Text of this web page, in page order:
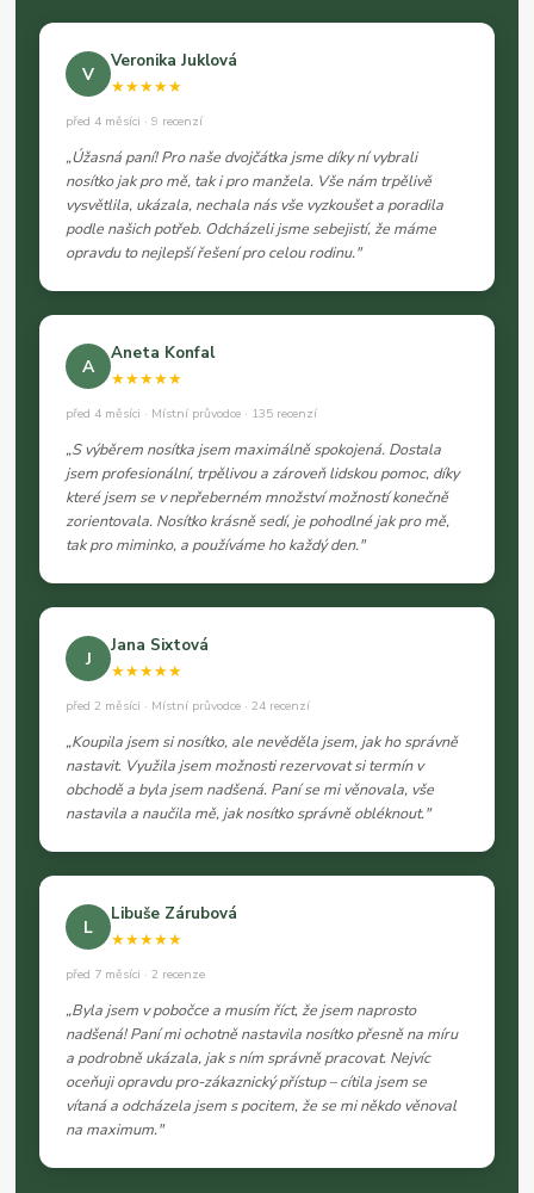
V
Veronika Juklová
★★★★★
před 4 měsíci · 9 recenzí
„Úžasná paní! Pro naše dvojčátka jsme díky ní vybrali
nosítko jak pro mě, tak i pro manžela. Vše nám trpělivě
vysvětlila, ukázala, nechala nás vše vyzkoušet a poradila
podle našich potřeb. Odcházeli jsme sebejistí, že máme
opravdu to nejlepší řešení pro celou rodinu."
A
Aneta Konfal
★★★★★
před 4 měsíci · Místní průvodce · 135 recenzí
„S výběrem nosítka jsem maximálně spokojená. Dostala
jsem profesionální, trpělivou a zároveň lidskou pomoc, díky
které jsem se v nepřeberném množství možností konečně
zorientovala. Nosítko krásně sedí, je pohodlné jak pro mě,
tak pro miminko, a používáme ho každý den."
J
Jana Sixtová
★★★★★
před 2 měsíci · Místní průvodce · 24 recenzí
„Koupila jsem si nosítko, ale nevěděla jsem, jak ho správně
nastavit. Využila jsem možnosti rezervovat si termín v
obchodě a byla jsem nadšená. Paní se mi věnovala, vše
nastavila a naučila mě, jak nosítko správně obléknout."
L
Libuše Zárubová
★★★★★
před 7 měsíci · 2 recenze
„Byla jsem v pobočce a musím říct, že jsem naprosto
nadšená! Paní mi ochotně nastavila nosítko přesně na míru
a podrobně ukázala, jak s ním správně pracovat. Nejvíc
oceňuji opravdu pro-zákaznický přístup – cítila jsem se
vítaná a odcházela jsem s pocitem, že se mi někdo věnoval
na maximum."